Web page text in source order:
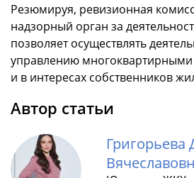
Резюмируя, ревизионная
надзорный орган за
позволяет осуществлять
управлению
и в интересах собственников
Автор статьи
Григорьева